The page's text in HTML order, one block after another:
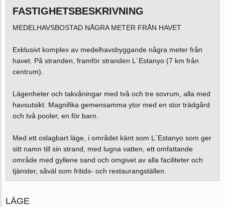
FASTIGHETSBESKRIVNING
MEDELHAVSBOSTAD NÅGRA METER FRÅN HAVET
Exklusivt komplex av medelhavsbyggande några meter från
havet. På stranden, framför stranden L´Estanyo (7 km från
centrum).
Lägenheter och takvåningar med två och tre sovrum, alla med
havsutsikt. Magnifika gemensamma ytor med en stor trädgård
och två pooler, en för barn.
Med ett oslagbart läge, i området känt som L´Estanyo som ger
sitt namn till sin strand, med lugna vatten, ett omfattande
område med gyllene sand och omgivet av alla faciliteter och
tjänster, såväl som fritids- och restaurangställen.
LÄGE